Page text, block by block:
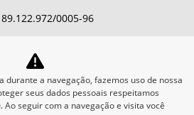
89.122.972/0005-96
o outro
durante a navegação, fazemos uso de nossa
seus dados pessoais respeitamos
. Ao seguir com a navegação e visita você